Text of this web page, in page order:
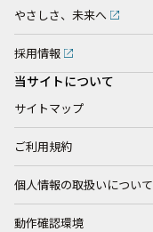
やさしさ、未来へ
採用情報
当サイトについて
サイトマップ
ご利用規約
個人情報の取扱いについて
動作確認環境